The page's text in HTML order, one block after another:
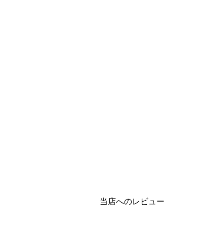
当店へのレビュー